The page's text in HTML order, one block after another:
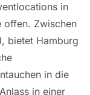
in
offen. Zwischen
bietet Hamburg
in die
in einer